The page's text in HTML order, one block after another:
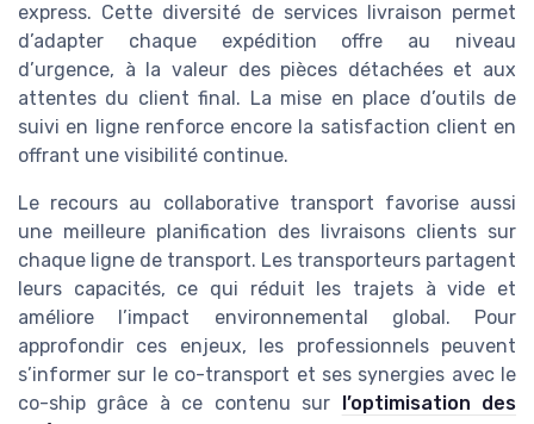
express. Cette diversité de services livraison permet
d’adapter chaque expédition offre au niveau
d’urgence, à la valeur des pièces détachées et aux
attentes du client final. La mise en place d’outils de
suivi en ligne renforce encore la satisfaction client en
offrant une visibilité continue.
Le recours au collaborative transport favorise aussi
une meilleure planification des livraisons clients sur
chaque ligne de transport. Les transporteurs partagent
leurs capacités, ce qui réduit les trajets à vide et
améliore l’impact environnemental global. Pour
approfondir ces enjeux, les professionnels peuvent
s’informer sur le co-transport et ses synergies avec le
co-ship grâce à ce contenu sur
l’optimisation des